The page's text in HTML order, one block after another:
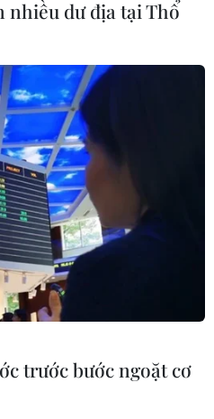
nhiều dư địa tại Thổ
trước bước ngoặt cơ